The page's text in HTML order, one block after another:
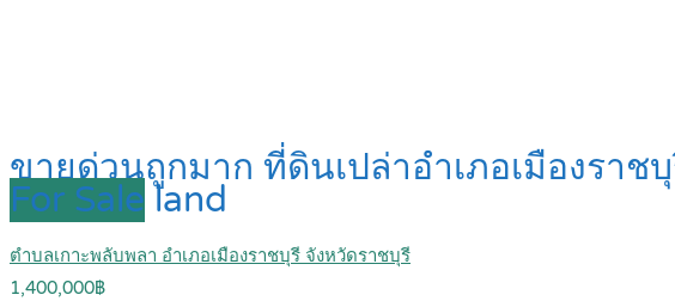
ขายด่วนถูกมาก ที่ดินเปล่าอำเภอเมืองรา
For Sale land
ตำบลเกาะพลับพลา อำเภอเมืองราชบุรี จังหวัดราชบุรี
1,400,000฿